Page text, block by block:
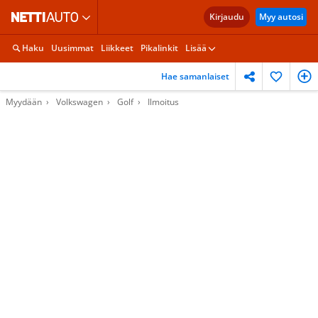
Kirjaudu Myy autosi
Haku Uusimmat Liikkeet Pikalinkit Lisää
Hae samanlaiset
Myydään Volkswagen Golf Ilmoitus